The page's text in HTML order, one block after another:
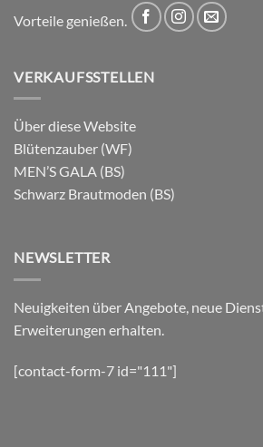
Vorteile genießen.
VERKAUFSSTELLEN
Über diese Website
Blütenzauber (WF)
MEN’S GALA (BS)
Schwarz Brautmoden (BS)
NEWSLETTER
Neuigkeiten über Angebote, neue
Erweiterungen erhalten.
[contact-form-7 id="111"]